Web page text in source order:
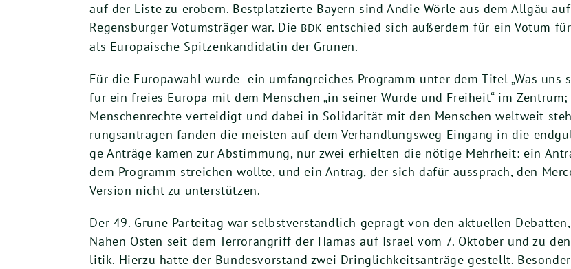
auf der Lis­te zu erobern. Best­plat­zier­te Bay­ern sind Andie Wör­le aus dem All­gäu
Regens­bur­ger Votums­trä­ger war. Die BDK ent­schied sich außer­dem für ein Votum
als Euro­päi­sche Spit­zen­kan­di­da­tin der Grünen.
Für die Euro­pa­wahl wur­de ein umfang­rei­ches Pro­gramm unter dem Titel „Was
für ein frei­es Euro­pa mit dem Men­schen „in sei­ner Wür­de und Frei­heit“ im
Men­schen­rech­te ver­tei­digt und dabei in Soli­da­ri­tät mit den Men­schen welt­weit
rungs­an­trä­gen fan­den die meis­ten auf dem Ver­hand­lungs­weg Ein­gang in die
ge Anträ­ge kamen zur Abstim­mung, nur zwei erhiel­ten die nöti­ge Mehr­heit: ein
dem Pro­gramm strei­chen woll­te, und ein Antrag, der sich dafür aus­sprach, den
Ver­si­on nicht zu unterstützen.
Der 49. Grü­ne Par­tei­tag war selbst­ver­ständ­lich geprägt von den aktu­el­len
Nahen Osten seit dem Ter­ror­an­griff der Hamas auf Isra­el vom 7. Okto­ber und zu
li­tik. Hier­zu hat­te der Bun­des­vor­stand zwei Dring­lich­keits­an­trä­ge gestellt.